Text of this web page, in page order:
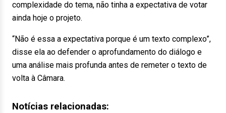
complexidade do tema, não tinha a expectativa de votar
ainda hoje o projeto.
“Não é essa a expectativa porque é um texto complexo”,
disse ela ao defender o aprofundamento do diálogo e
uma análise mais profunda antes de remeter o texto de
volta à Câmara.
Notícias relacionadas: